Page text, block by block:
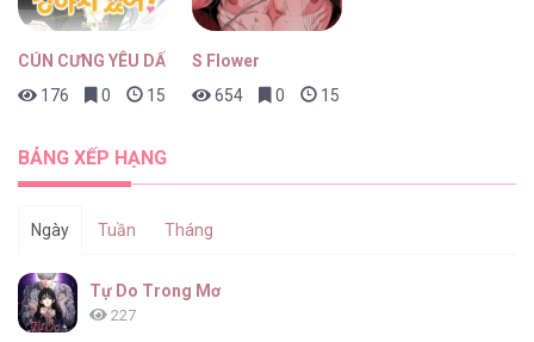
CÚN CƯNG YÊU DẤU
176
0 15 giờ trước
S Flower
654
0 15 giờ trước
BẢNG XẾP HẠNG
Ngày Tuần Tháng
Tự Do Trong Mơ
227